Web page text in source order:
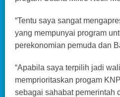
“Tentu saya sangat
yang mempunyai program
perekonomian pemuda dan
“Apabila saya terpilih jadi
memprioritaskan progam
sebagai sahabat pemerintah